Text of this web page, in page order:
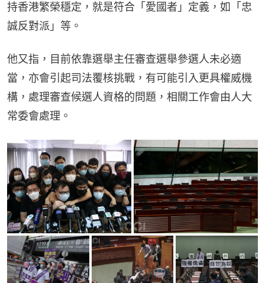
持香港繁榮穩定，就是符合「愛國者」定義，如「忠
誠反對派」等。
他又指，目前依靠選舉主任審查選舉參選人未必適
當，亦會引起司法覆核挑戰，有可能引入更具權威機
構，處理審查候選人資格的問題，相關工作會由人大
常委會處理。